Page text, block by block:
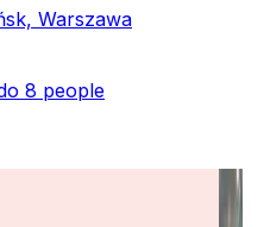
Warszawa
8 people